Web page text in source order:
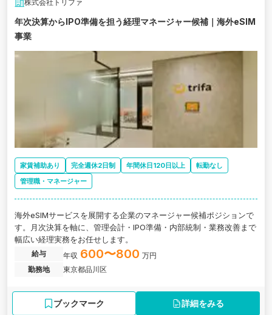
株式会社トリファ
年次決算からIPO準備を担う経理マネージャー候補｜海外eSIM
事業
家賃補助あり 完全週休2日制 年間休日120日以上
転勤なし
管理職・マネージャー
海外eSIMサービスを展開する企業のマネージャー候補ポジションで
す。月次決算を軸に、管理会計・IPO準備・内部統制・業務改善まで
幅広い経理実務をお任せします。
給与 年収 600〜800 万円
勤務地
東京都品川区
ブックマーク 詳細をみる